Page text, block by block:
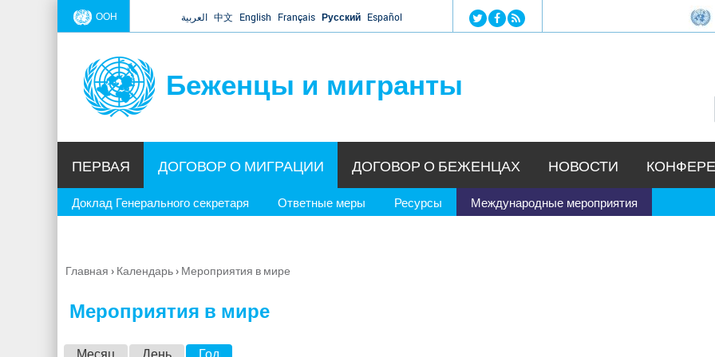
Jump to navigation
ООН العربية 中文 English Français Русский Español
Беженцы и мигранты
ПЕРВАЯ ДОГОВОР О МИГРАЦИИ
Доклад Генерального секретаря Ответные меры Ресурсы Международные мероприятия
ДОГОВОР О БЕЖЕНЦАХ НОВОСТИ
Вы
Главная › Календарь› Мероприятия в мире
Мероприятия в мире